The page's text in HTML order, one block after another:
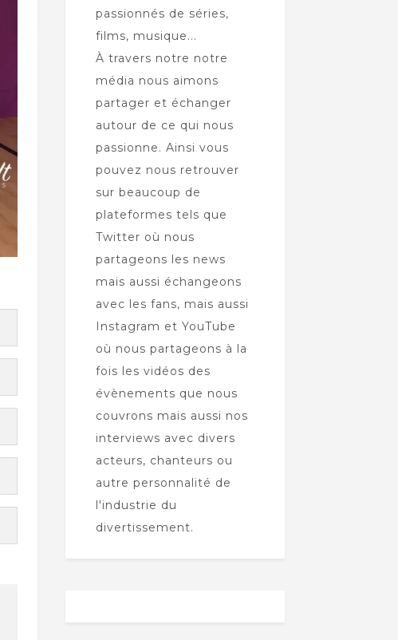
passionnés de séries,
films, musique...
À travers notre notre
média nous aimons
partager et échanger
autour de ce qui nous
passionne. Ainsi vous
pouvez nous retrouver
sur beaucoup de
plateformes tels que
Twitter où nous
partageons les news
mais aussi échangeons
avec les fans, mais aussi
Instagram et YouTube
où nous partageons à la
fois les vidéos des
évènements que nous
couvrons mais aussi nos
interviews avec divers
acteurs, chanteurs ou
autre personnalité de
l'industrie du
divertissement.